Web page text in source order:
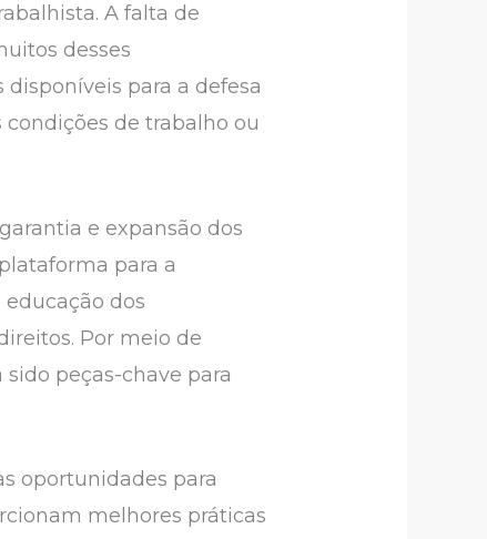
A falta de
desses
para a defesa
condições de trabalho ou
e expansão dos
para a
dos
Por meio de
peças-chave para
oportunidades para
melhores práticas